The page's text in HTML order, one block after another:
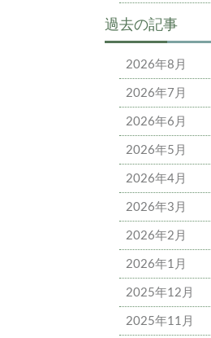
過去の記事
2026年8月
2026年7月
2026年6月
2026年5月
2026年4月
2026年3月
2026年2月
2026年1月
2025年12月
2025年11月